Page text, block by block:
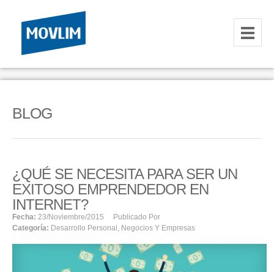
INICIO
HOSTING
HOSTING
RESELLER
SERVIDORES VPS
SERVIDORES VPS WINDOWS
BLOG
¿QUÉ SE NECESITA PARA SER UN
EXITOSO EMPRENDEDOR EN
INTERNET?
Fecha: 23/noviembre/2015
Publicado Por
Categoría: Desarrollo Personal , Negocios Y Empresas